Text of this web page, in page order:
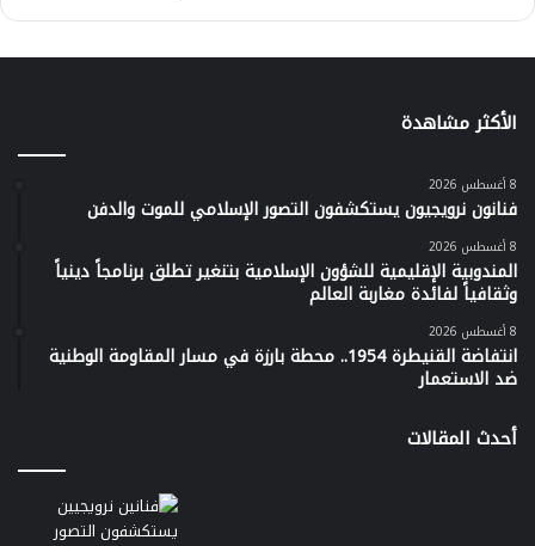
الأكثر مشاهدة
8 أغسطس 2026
فنانون نرويجيون يستكشفون التصور الإسلامي للموت والدفن
8 أغسطس 2026
المندوبية الإقليمية للشؤون الإسلامية بتنغير تطلق برنامجاً دينياً
وثقافياً لفائدة مغاربة العالم
8 أغسطس 2026
انتفاضة القنيطرة 1954.. محطة بارزة في مسار المقاومة الوطنية
ضد الاستعمار
أحدث المقالات